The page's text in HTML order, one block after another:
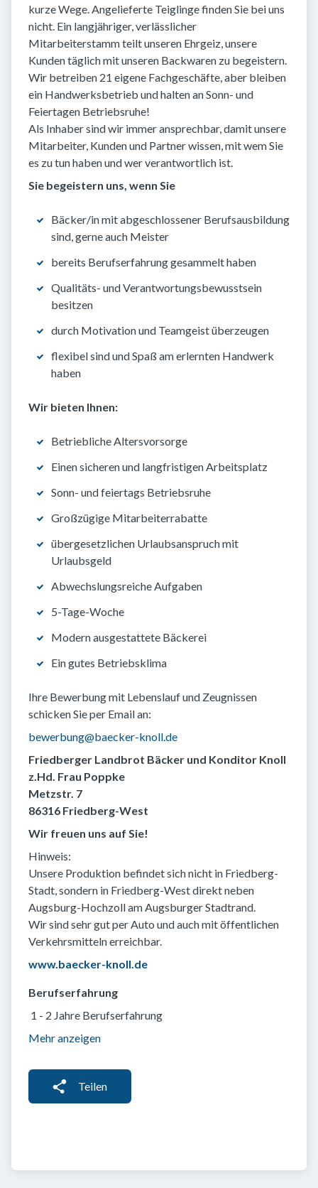
kurze Wege. Angelieferte Teiglinge finden Sie bei uns
nicht. Ein langjähriger, verlässlicher
Mitarbeiterstamm teilt unseren Ehrgeiz, unsere
Kunden täglich mit unseren Backwaren zu begeistern.
Wir betreiben 21 eigene Fachgeschäfte, aber bleiben
ein Handwerksbetrieb und halten an Sonn- und
Feiertagen Betriebsruhe!
Als Inhaber sind wir immer ansprechbar, damit unsere
Mitarbeiter, Kunden und Partner wissen, mit wem Sie
es zu tun haben und wer verantwortlich ist.
Sie begeistern uns, wenn Sie
Bäcker/in mit abgeschlossener Berufsausbildung
sind, gerne auch Meister
bereits Berufserfahrung gesammelt haben
Qualitäts- und Verantwortungsbewusstsein
besitzen
durch Motivation und Teamgeist überzeugen
flexibel sind und Spaß am erlernten Handwerk
haben
Wir bieten Ihnen:
Betriebliche Altersvorsorge
Einen sicheren und langfristigen Arbeitsplatz
Sonn- und feiertags Betriebsruhe
Großzügige Mitarbeiterrabatte
übergesetzlichen Urlaubsanspruch mit
Urlaubsgeld
Abwechslungsreiche Aufgaben
5-Tage-Woche
Modern ausgestattete Bäckerei
Ein gutes Betriebsklima
Ihre Bewerbung mit Lebenslauf und Zeugnissen
schicken Sie per Email an:
bewerbung@baecker-knoll.de
Friedberger Landbrot Bäcker und Konditor Knoll
z.Hd. Frau Poppke
Metzstr. 7
86316 Friedberg-West
Wir freuen uns auf Sie!
Hinweis:
Unsere Produktion befindet sich nicht in Friedberg-
Stadt, sondern in Friedberg-West direkt neben
Augsburg-Hochzoll am Augsburger Stadtrand.
Wir sind sehr gut per Auto und auch mit öffentlichen
Verkehrsmitteln erreichbar.
www.baecker-knoll.de
Berufserfahrung
1 - 2 Jahre Berufserfahrung
Mehr anzeigen
Teilen